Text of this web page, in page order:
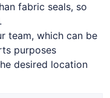
fabric seals, so
team, which can be
purposes
desired location